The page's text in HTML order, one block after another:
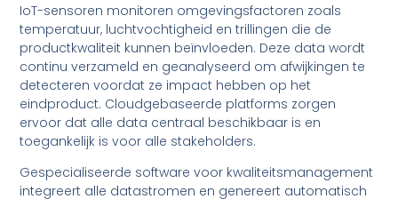
IoT-sensoren monitoren omgevingsfactoren zoals
temperatuur, luchtvochtigheid en trillingen die de
productkwaliteit kunnen beïnvloeden. Deze data wordt
continu verzameld en geanalyseerd om afwijkingen te
detecteren voordat ze impact hebben op het
eindproduct. Cloudgebaseerde platforms zorgen
ervoor dat alle data centraal beschikbaar is en
toegankelijk is voor alle stakeholders.
Gespecialiseerde software voor kwaliteitsmanagement
integreert alle datastromen en genereert automatisch